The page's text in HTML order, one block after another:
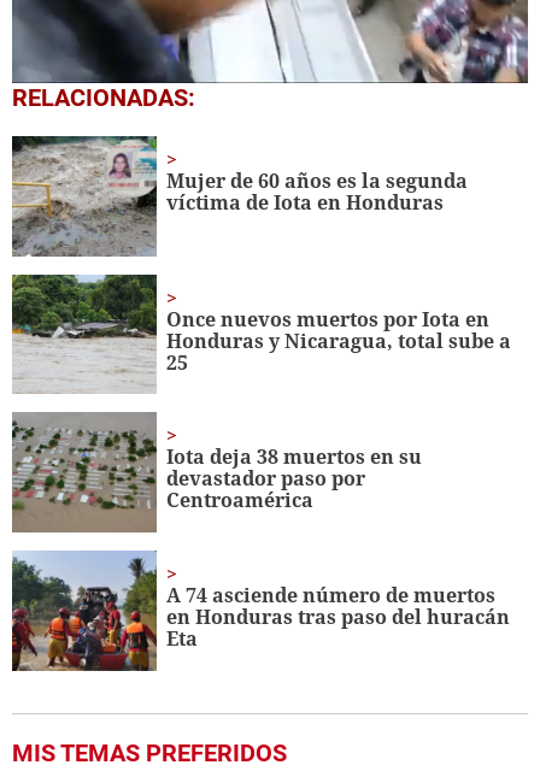
0
seconds
14
seconds
RELACIONADAS:
Mujer de 60 años es la segunda
víctima de Iota en Honduras
Once nuevos muertos por Iota en
Honduras y Nicaragua, total sube a
25
Iota deja 38 muertos en su
devastador paso por
Centroamérica
A 74 asciende número de muertos
en Honduras tras paso del huracán
Eta
MIS TEMAS PREFERIDOS